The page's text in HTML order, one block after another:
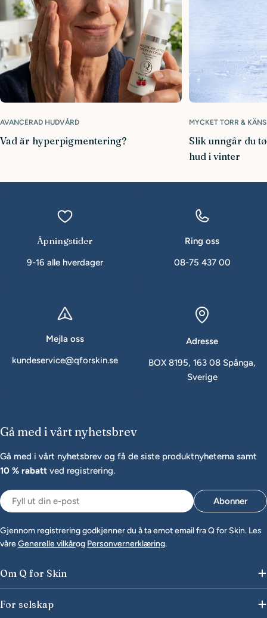
AVANCERAD HUDVÅRD
Vad är hyperpigmentering?
MYCKET TORR &
Slik unngår du
hud i vinter
Åpningstider
9-16 alle hverdager
Ring oss
08-75 437 00
Mejla oss
kundeservice@qforskin.se
Adresse
BOX 8195, 163 08 Spånga,
Sverige
Gå med i vårt nyhetsbrev
Gå med i vårt nyhetsbrev og få de siste produktnyheterna samt
10 % rabatt ved registrering.
E-
post
Abonner
Gjennom registrering godkjenner du å ta emot email fra Q for Skin. Les
våreGenerelle vilkårog Personvernerklæring.
Om Q for Skin
For selskap